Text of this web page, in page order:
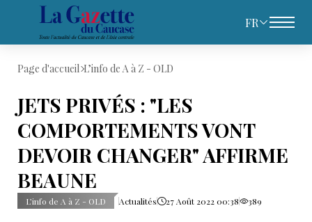
FR
Page d'accueil L’info de A à Z - OLD
JETS PRIVÉS : "LES
COMPORTEMENTS VONT
DEVOIR CHANGER" AFFIRME
BEAUNE
L’info de A à Z - OLD Actualités 27 Août 2022 00:38 389